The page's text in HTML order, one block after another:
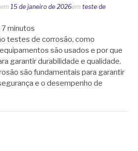
em 15 de janeiro de 2026em teste de
7minutos
testes de corrosão, como
são usados e por que
garantir durabilidade e qualidade.
são fundamentais para garantir
e o desempenho de